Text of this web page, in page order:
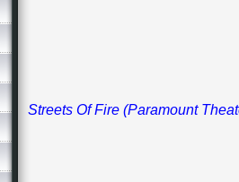
Streets Of Fire (Paramount